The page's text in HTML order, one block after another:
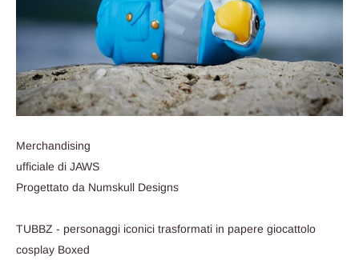
Merchandising
ufficiale di JAWS
Progettato da Numskull Designs
TUBBZ - personaggi iconici trasformati in papere giocattolo
cosplay Boxed